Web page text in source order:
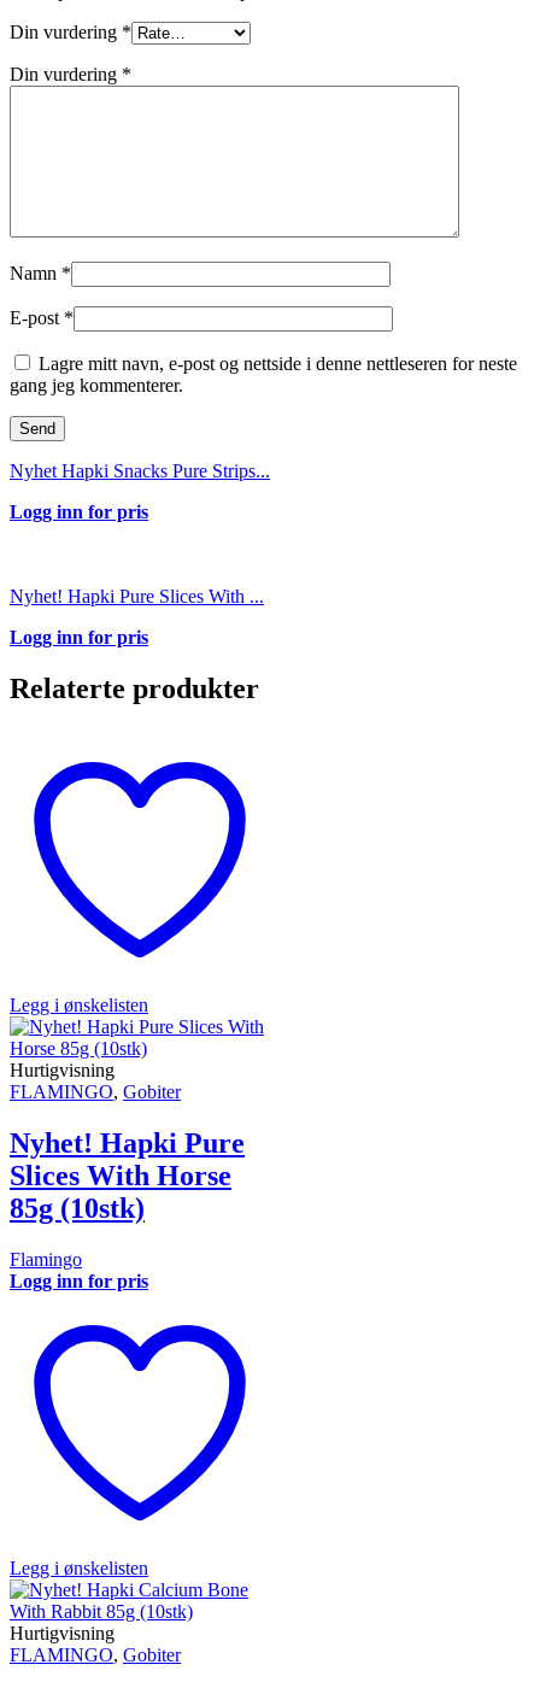
Din vurdering *
Din vurdering *
Namn *
E-post *
Lagre mitt navn, e-post og nettside i denne nettleseren for neste
gang jeg kommenterer.
Nyhet Hapki Snacks Pure Strips...
Logg inn for pris
Nyhet! Hapki Pure Slices With ...
Logg inn for pris
Relaterte produkter
Legg i ønskelisten
Hurtigvisning
FLAMINGO, Gobiter
Nyhet! Hapki Pure
Slices With Horse
85g (10stk)
Flamingo
Logg inn for pris
Legg i ønskelisten
Hurtigvisning
FLAMINGO, Gobiter